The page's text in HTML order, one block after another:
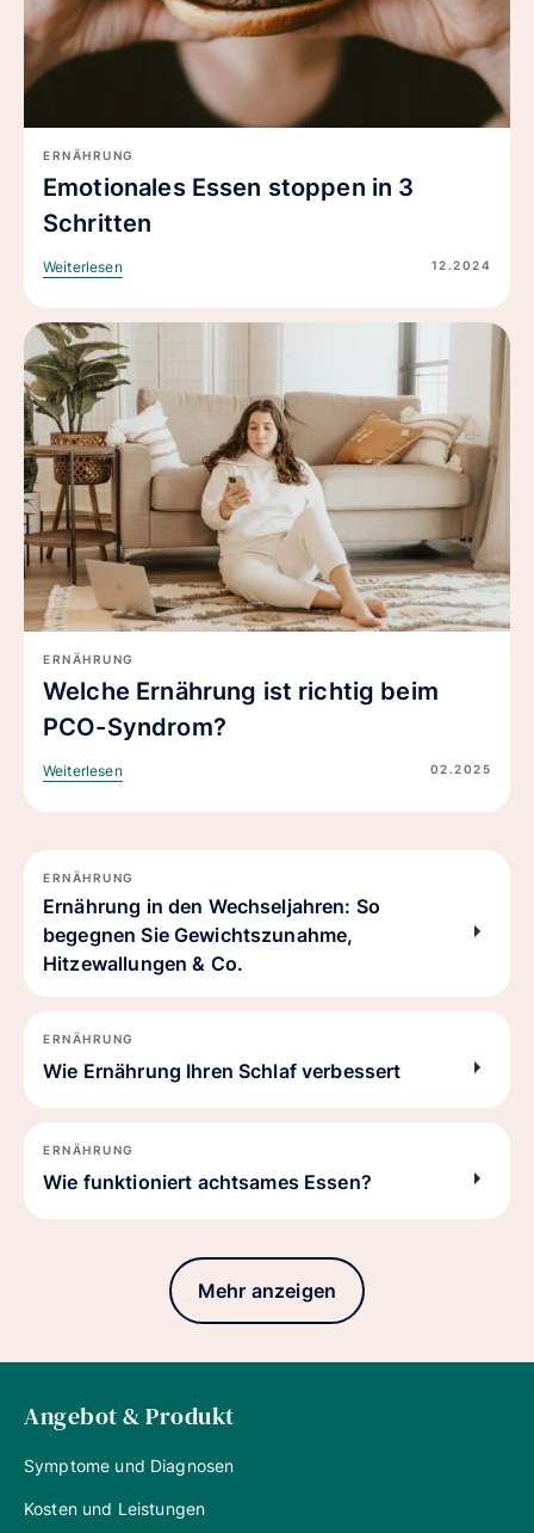
ERNÄHRUNG
Emotionales Essen stoppen in 3
Schritten
Weiterlesen 12.2024
ERNÄHRUNG
Welche Ernährung ist richtig beim
PCO-Syndrom?
Weiterlesen 02.2025
ERNÄHRUNG
Ernährung in den Wechseljahren: So
begegnen Sie Gewichtszunahme,
Hitzewallungen & Co.
ERNÄHRUNG
Wie Ernährung Ihren Schlaf verbessert
ERNÄHRUNG
Wie funktioniert achtsames Essen?
Mehr anzeigen
Angebot & Produkt
Symptome und Diagnosen
Kosten und Leistungen